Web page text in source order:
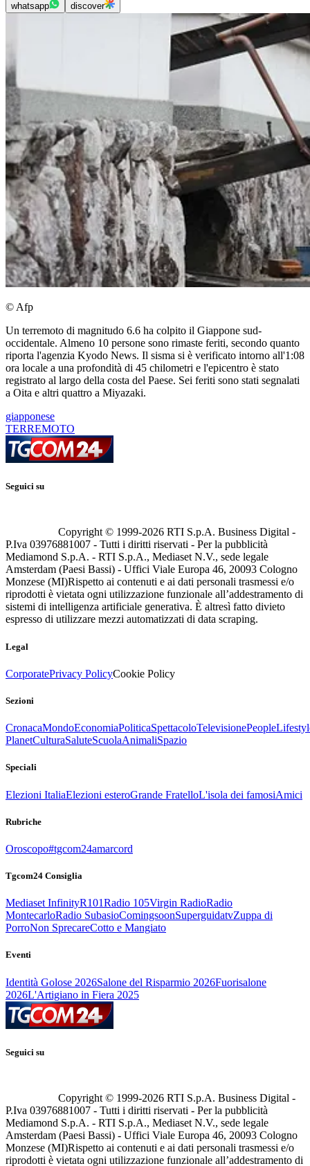
whatsapp discover
© Afp
Un terremoto di magnitudo 6.6 ha colpito il Giappone sud-
occidentale. Almeno 10 persone sono rimaste feriti, secondo quanto
riporta l'agenzia Kyodo News. Il sisma si è verificato intorno all'1:08
ora locale a una profondità di 45 chilometri e l'epicentro è stato
registrato al largo della costa del Paese. Sei feriti sono stati segnalati
a Oita e altri quattro a Miyazaki.
giapponese
TERREMOTO
Seguici su
Copyright © 1999-2026 RTI S.p.A. Business Digital -
P.Iva 03976881007 - Tutti i diritti riservati - Per la pubblicità
Mediamond S.p.A. - RTI S.p.A., Mediaset N.V., sede legale
Amsterdam (Paesi Bassi) - Uffici Viale Europa 46, 20093 Cologno
Monzese (MI)Rispetto ai contenuti e ai dati personali trasmessi e/o
riprodotti è vietata ogni utilizzazione funzionale all’addestramento di
sistemi di intelligenza artificiale generativa. È altresì fatto divieto
espresso di utilizzare mezzi automatizzati di data scraping.
Legal
CorporatePrivacy PolicyCookie Policy
Sezioni
CronacaMondoEconomiaPoliticaSpettacoloTelevisionePeople
PlanetCulturaSaluteScuolaAnimaliSpazio
Speciali
Elezioni ItaliaElezioni esteroGrande FratelloL'isola dei famosiAmici
Rubriche
Oroscopo#tgcom24amarcord
Tgcom24 Consiglia
Mediaset InfinityR101Radio 105Virgin RadioRadio
MontecarloRadio SubasioComingsoonSuperguidatvZuppa di
PorroNon SprecareCotto e Mangiato
Eventi
Identità Golose 2026Salone del Risparmio 2026Fuorisalone
2026L'Artigiano in Fiera 2025
Seguici su
Copyright © 1999-2026 RTI S.p.A. Business Digital -
P.Iva 03976881007 - Tutti i diritti riservati - Per la pubblicità
Mediamond S.p.A. - RTI S.p.A., Mediaset N.V., sede legale
Amsterdam (Paesi Bassi) - Uffici Viale Europa 46, 20093 Cologno
Monzese (MI)Rispetto ai contenuti e ai dati personali trasmessi e/o
riprodotti è vietata ogni utilizzazione funzionale all’addestramento di